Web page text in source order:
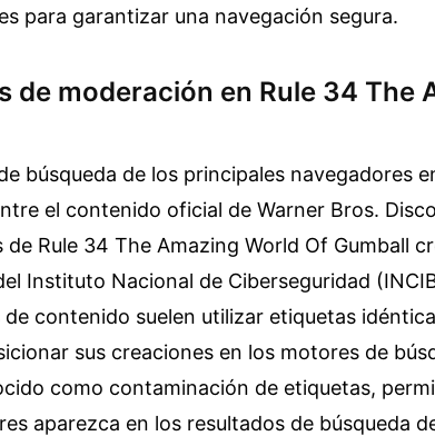
para garantizar una navegación segura.
de moderación en Rule 34 The
búsqueda de los principales navegadores
el contenido oficial de Warner Bros.
Rule 34 The Amazing World Of Gumball
Instituto Nacional de Ciberseguridad
contenido suelen utilizar etiquetas
sus creaciones en los motores de
como contaminación de etiquetas,
aparezca en los resultados de búsqueda